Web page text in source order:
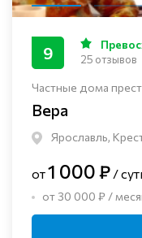
Частные дома
Вера
Ярославль,
9 25 отзывов
от1 000 ₽ /
от 30 000 ₽ /